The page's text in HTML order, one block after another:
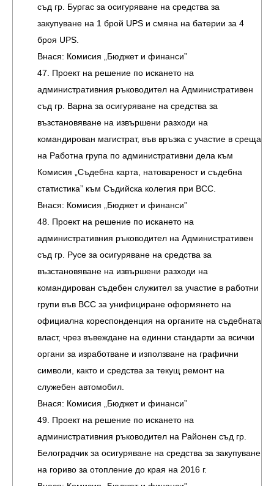
съд гр. Бургас за осигуряване на средства за
закупуване на 1 брой UPS и смяна на батерии за 4
броя UPS.
Внася: Комисия „Бюджет и финанси”
47. Проект на решение по искането на
административния ръководител на Административен
съд гр. Варна за осигуряване на средства за
възстановяване на извършени разходи на
командирован магистрат, във връзка с участие в среща
на Работна група по административни дела към
Комисия „Съдебна карта, натовареност и съдебна
статистика” към Съдийска колегия при ВСС.
Внася: Комисия „Бюджет и финанси”
48. Проект на решение по искането на
административния ръководител на Административен
съд гр. Русе за осигуряване на средства за
възстановяване на извършени разходи на
командирован съдебен служител за участие в работни
групи във ВСС за унифициране оформянето на
официална кореспонденция на органите на съдебната
власт, чрез въвеждане на единни стандарти за всички
органи за изработване и използване на графични
символи, както и средства за текущ ремонт на
служебен автомобил.
Внася: Комисия „Бюджет и финанси”
49. Проект на решение по искането на
административния ръководител на Районен съд гр.
Белоградчик за осигуряване на средства за закупуване
на гориво за отопление до края на 2016 г.